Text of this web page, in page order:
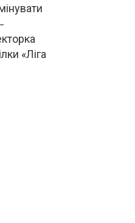
«Ліга